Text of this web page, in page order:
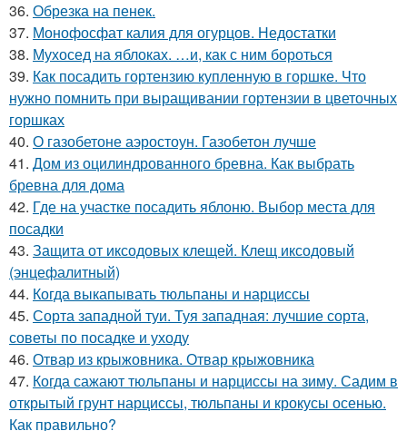
36. Обрезка на пенек.
37. Монофосфат калия для огурцов. Недостатки
38. Мухосед на яблоках. …и, как с ним бороться
39. Как посадить гортензию купленную в горшке. Что
нужно помнить при выращивании гортензии в цветочных
горшках
40. О газобетоне аэростоун. Газобетон лучше
41. Дом из оцилиндрованного бревна. Как выбрать
бревна для дома
42. Где на участке посадить яблоню. Выбор места для
посадки
43. Защита от иксодовых клещей. Клещ иксодовый
(энцефалитный)
44. Когда выкапывать тюльпаны и нарциссы
45. Сорта западной туи. Туя западная: лучшие сорта,
советы по посадке и уходу
46. Отвар из крыжовника. Отвар крыжовника
47. Когда сажают тюльпаны и нарциссы на зиму. Садим в
открытый грунт нарциссы, тюльпаны и крокусы осенью.
Как правильно?